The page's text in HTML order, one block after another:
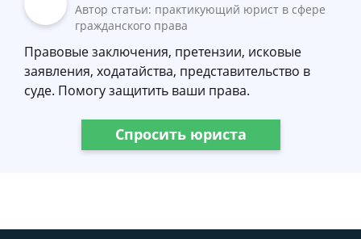
Автор статьи: практикующий юрист в сфере
гражданского права
Правовые заключения, претензии, исковые
заявления, ходатайства, представительство в
суде. Помогу защитить ваши права.
Спросить юриста